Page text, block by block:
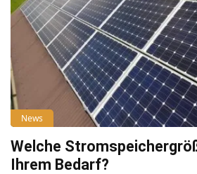
News
Welche
Ihrem Bedarf?